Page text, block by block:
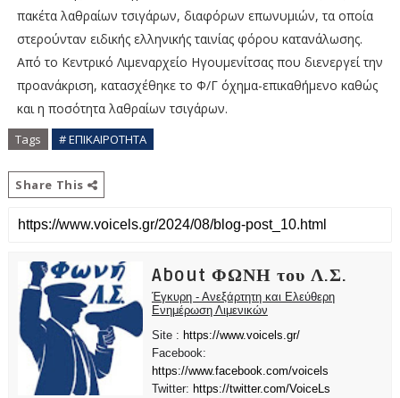
πακέτα λαθραίων τσιγάρων, διαφόρων επωνυμιών, τα οποία
στερούνταν ειδικής ελληνικής ταινίας φόρου κατανάλωσης.
Από το Κεντρικό Λιμεναρχείο Ηγουμενίτσας που διενεργεί την
προανάκριση, κατασχέθηκε το Φ/Γ όχημα-επικαθήμενο καθώς
και η ποσότητα λαθραίων τσιγάρων.
Tags # ΕΠΙΚΑΙΡΟΤΗΤΑ
Share This
About ΦΩΝΗ του Λ.Σ.
Έγκυρη - Ανεξάρτητη και Ελεύθερη
Ενημέρωση Λιμενικών
Site : https://www.voicels.gr/
Facebook:
https://www.facebook.com/voicels
Twitter: https://twitter.com/VoiceLs